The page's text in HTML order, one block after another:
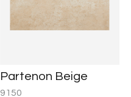
Partenon Beige
9150